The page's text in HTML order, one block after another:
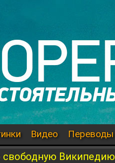
Видео Переводы
свободную Википедию